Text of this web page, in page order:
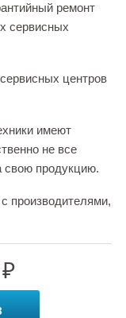
ремонт
сервисных
центров
имеют
не все
свою продукцию.
производителями,